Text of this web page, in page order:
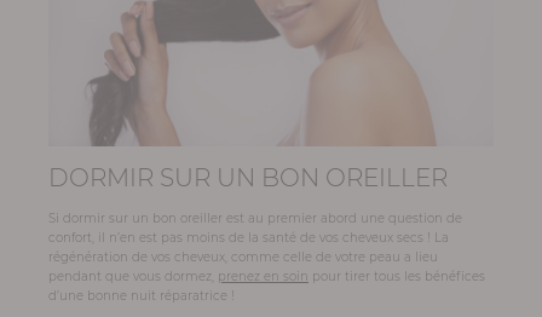
DORMIR SUR UN BON OREILLER
Si dormir sur un bon oreiller est au premier abord une question de
confort, il n’en est pas moins de la santé de vos cheveux secs ! La
régénération de vos cheveux, comme celle de votre peau a lieu
pendant que vous dormez, prenez en soin pour tirer tous les bénéfices
d’une bonne nuit réparatrice !